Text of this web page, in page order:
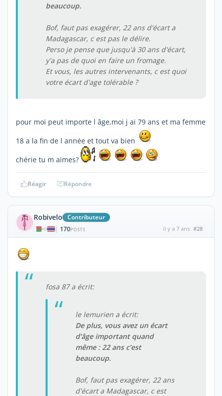
beaucoup.
Bof, faut pas exagérer, 22 ans d'écart a
Madagascar, c est pas le délire.
Perso je pense que jusqu'à 30 ans d'écart,
y'a pas de quoi en faire un fromage.
Et vous, les autres intervenants, c est quoi
votre écart d'age tolérable ?
pour moi peut importe l âge,moi j ai 79 ans et ma femme
18 a la fin de l année et tout va bien
chérie tu m aimes?
Réagir Répondre
Robivelo Contributeur
| 170POSTS il y a 7 ans #28
fosa 87 a écrit:
le lemurien a écrit:
De plus, vous avez un écart
d’âge important quand
même : 22 ans c’est
beaucoup.
Bof, faut pas exagérer, 22 ans
d'écart a Madagascar, c est